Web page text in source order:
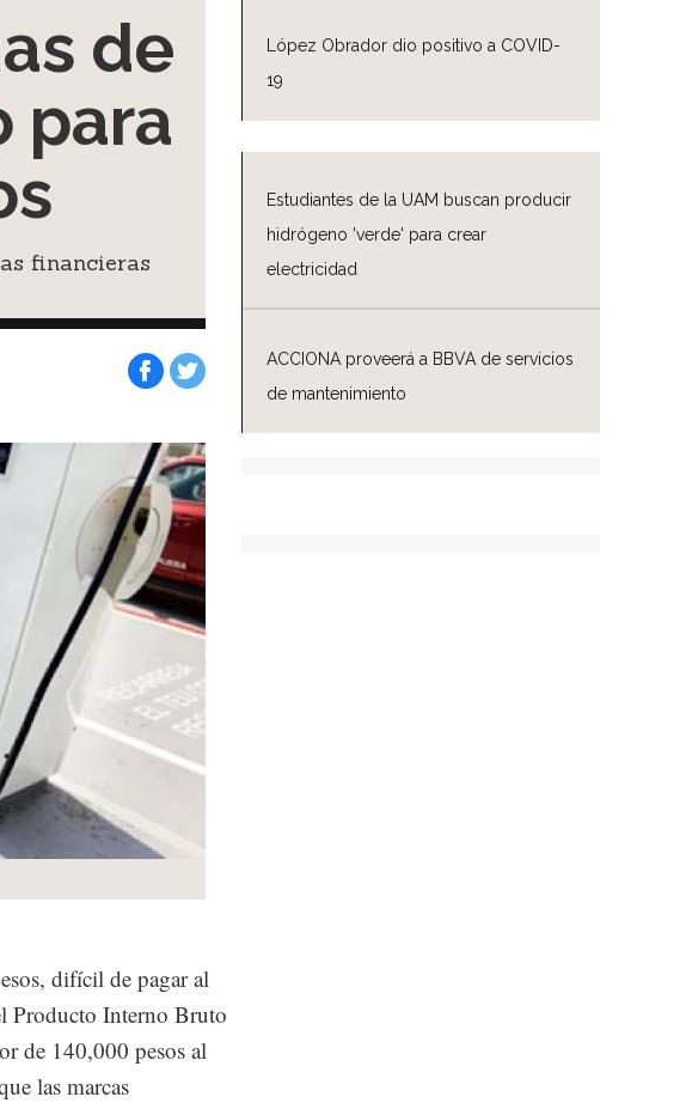
López Obrador dio positivo a COVID-
19
Estudiantes de la UAM buscan producir
hidrógeno 'verde' para crear
electricidad
ACCIONA proveerá a BBVA de servicios
de mantenimiento
de
para
financieras
difícil de pagar al
Producto Interno Bruto
de 140,000 pesos al
las marcas